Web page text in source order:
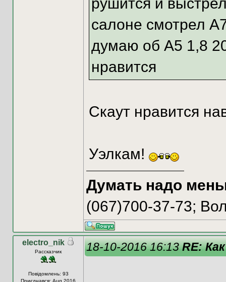
салоне смотрел
думаю об А5 1,8
нравится
Скаут нравится
Уэлкам!
Думать надо
(067)700-37-73;
electro_nik
Рассказчик
Повідомлень: 93
Приєднався: Aug 2016
18-10-2016 16:13RE: